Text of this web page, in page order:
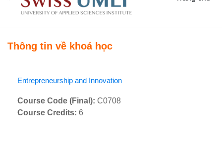
Thông tin về khoá học
Entrepreneurship and Innovation
Course Code (Final): C0708
Course Credits: 6